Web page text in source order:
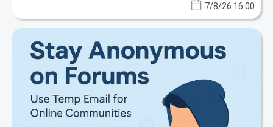
7/8/26 16:00